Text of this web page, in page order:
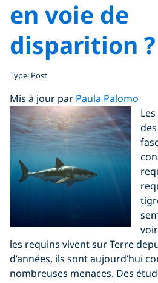
en voie de
disparition ?
Type: Post
Mis à jour par Paula Palomo
les requins vivent sur Terre
d’années, ils sont aujourd’hui
nombreuses menaces. Des